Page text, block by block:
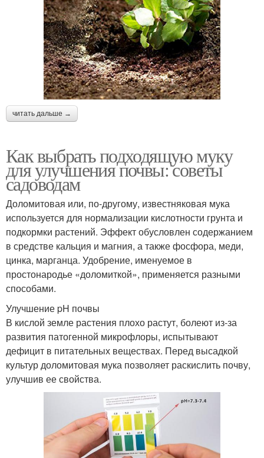
читать дальше →
Как выбрать подходящую муку
для улучшения почвы: советы
садоводам
Доломитовая или, по-другому, известняковая мука
используется для нормализации кислотности грунта и
подкормки растений. Эффект обусловлен содержанием
в средстве кальция и магния, а также фосфора, меди,
цинка, марганца. Удобрение, именуемое в
простонародье «доломиткой», применяется разными
способами.
Улучшение pH почвы
В кислой земле растения плохо растут, болеют из-за
развития патогенной микрофлоры, испытывают
дефицит в питательных веществах. Перед высадкой
культур доломитовая мука позволяет раскислить почву,
улучшив ее свойства.